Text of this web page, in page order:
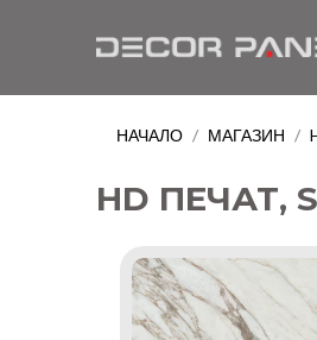
НАЧАЛО / МАГАЗИН /
HD ПЕЧАТ,